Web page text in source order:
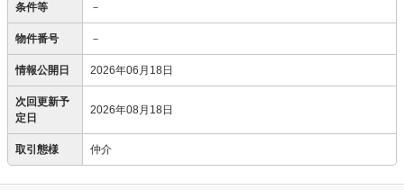
条件等 －
物件番号 －
情報公開日 2026年06月18日
次回更新予
定日
2026年08月18日
取引態様 仲介